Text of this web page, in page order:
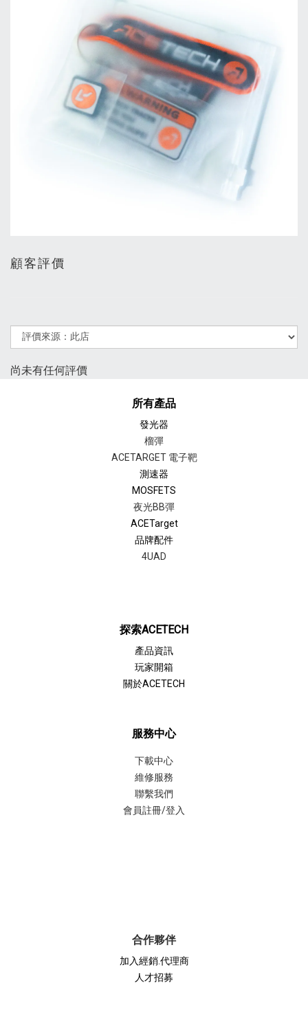
顧客評價
尚未有任何評價
所有產品
發光器
榴彈
ACETARGET 電子靶
測速器
MOSFETS
夜光BB彈
ACETarget
品牌配件
4UAD
探索ACETECH
產品資訊
玩家開箱
關於ACETECH
服務中心
下載中心
維修服務
聯繫我們
會員註冊/登入
合作夥伴
加入經銷.代理商
人才招募